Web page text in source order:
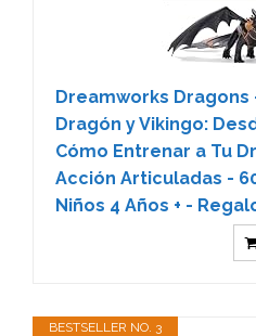
Dreamworks Dragons
Dragón y Vikingo:
Cómo Entrenar a Tu
Acción Articuladas -
Niños 4 Años + -
BESTSELLER NO. 3